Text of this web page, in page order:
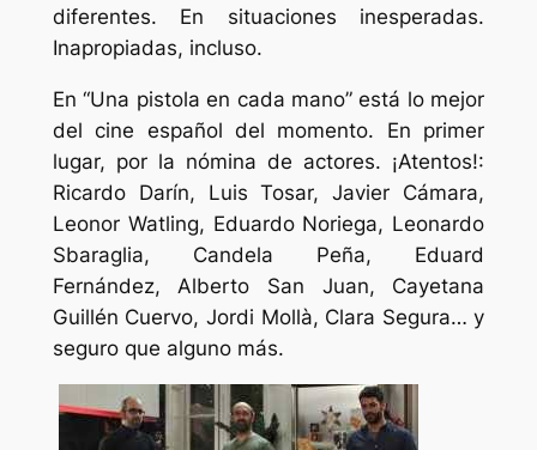
diferentes. En situaciones inesperadas.
Inapropiadas, incluso.
En “Una pistola en cada mano” está lo mejor
del cine español del momento. En primer
lugar, por la nómina de actores. ¡Atentos!:
Ricardo Darín, Luis Tosar, Javier Cámara,
Leonor Watling, Eduardo Noriega, Leonardo
Sbaraglia, Candela Peña, Eduard
Fernández, Alberto San Juan, Cayetana
Guillén Cuervo, Jordi Mollà, Clara Segura… y
seguro que alguno más.